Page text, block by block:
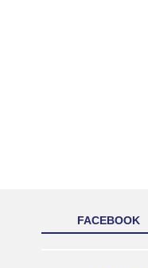
FACEBOOK